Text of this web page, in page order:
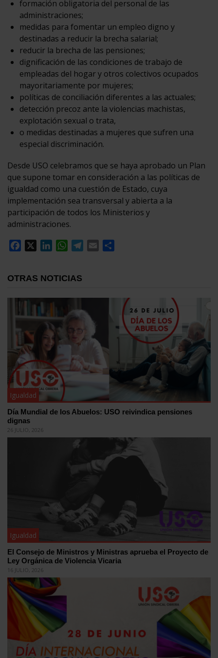
formación obligatoria del personal de las
administraciones;
medidas para fomentar un empleo digno y
destinadas a reducir la brecha salarial;
reducir la brecha de las pensiones;
dignificación de las condiciones de trabajo de
empleadas del hogar y otros colectivos ocupados
mayoritariamente por mujeres;
políticas de conciliación diferentes a las actuales;
detección precoz ante la violencias machistas,
explotación sexual o trata,
o medidas destinadas a mujeres que sufren una
especial discriminación.
Desde USO celebramos que se haya aprobado un Plan
que supone tomar en consideración a las políticas de
igualdad como una cuestión de Estado, cuya
implementación sea transversal y abierta a la
participación de todos los Ministerios y
administraciones.
Facebook
LinkedInWhatsApp
Telegram
Email
OTRAS NOTICIAS
Igualdad
Día Mundial de los Abuelos: USO reivindica pensiones
dignas
26 JULIO, 2026
Igualdad
El Consejo de Ministros y Ministras aprueba el Proyecto de
Ley Orgánica de Violencia Vicaria
16 JULIO, 2026